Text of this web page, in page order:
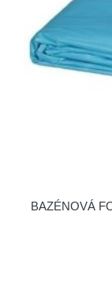
BAZÉNOVÁ